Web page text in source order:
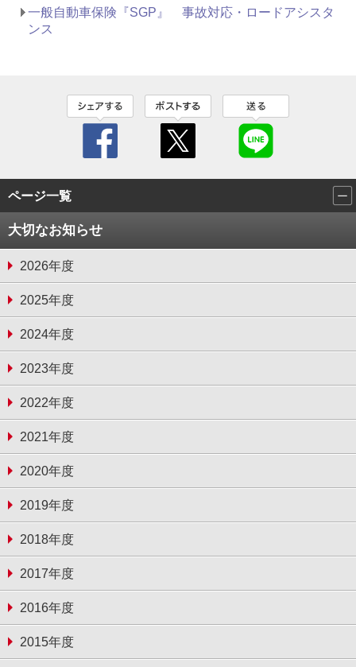
一般自動車保険『SGP』 事故対応・ロードアシスタ
ンス
ページ一覧
大切なお知らせ
2026年度
2025年度
2024年度
2023年度
2022年度
2021年度
2020年度
2019年度
2018年度
2017年度
2016年度
2015年度